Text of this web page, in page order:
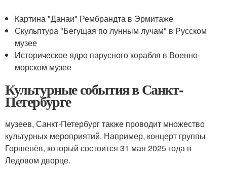
Картина "Данаи" Рембрандта в Эрмитаже
Скульптура "Бегущая по лунным лучам" в Русском
музее
Историческое ядро парусного корабля в Военно-
морском музее
Культурные события в Санкт-
Петербурге
музеев, Санкт-Петербург также проводит множество
культурных мероприятий. Например, концерт группы
Горшенёв, который состоится 31 мая 2025 года в
Ледовом дворце.